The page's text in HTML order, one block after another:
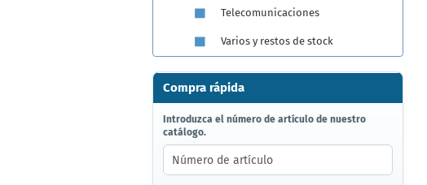
Telecomunicaciones
Varios y restos de stock
Compra rápida
INTRODUZCA
EL
NÚMERO
DE
ARTÍCULO
Introduzca el número de artículo de nuestro
catálogo.